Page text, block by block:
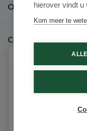
Over ons
Contact
hierover vindt u
Kom meer te
Schrijf je
Ontvang als